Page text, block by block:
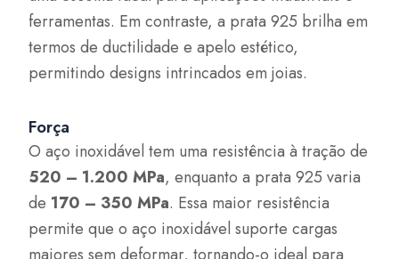
ferramentas. Em contraste, a prata 925 brilha em
termos de ductilidade e apelo estético,
permitindo designs intrincados em joias.
Força
O aço inoxidável tem uma resistência à tração de
520 – 1.200 MPa, enquanto a prata 925 varia
de 170 – 350 MPa. Essa maior resistência
permite que o aço inoxidável suporte cargas
maiores sem deformar, tornando-o ideal para